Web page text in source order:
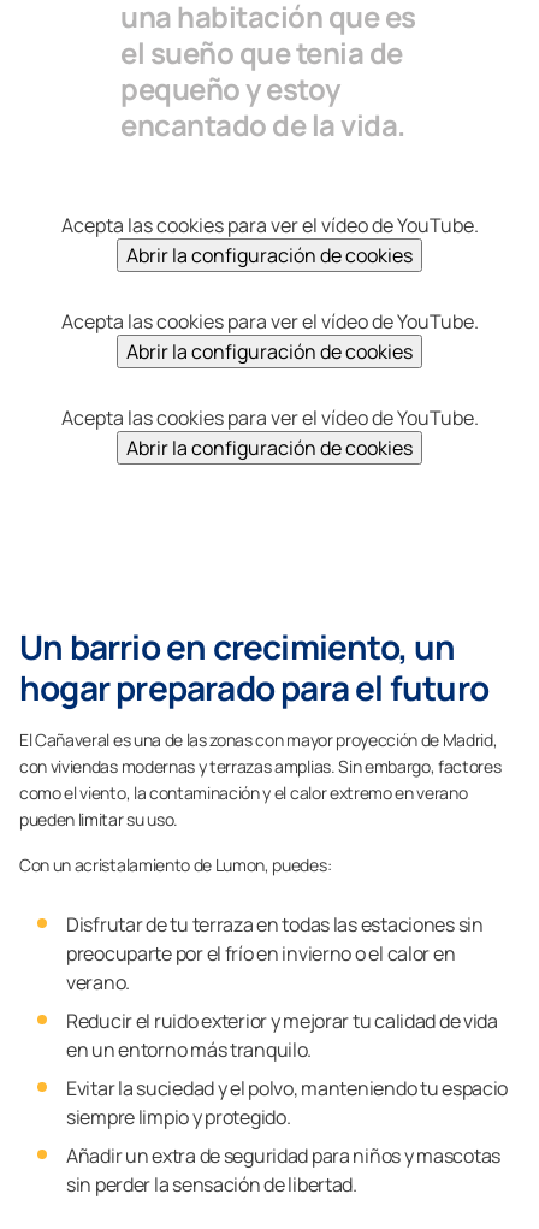
una habitación que es
el sueño que tenia de
pequeño y estoy
encantado de la vida.
Acepta las cookies para ver el vídeo de YouTube.
Abrir la configuración de cookies
Acepta las cookies para ver el vídeo de YouTube.
Abrir la configuración de cookies
Acepta las cookies para ver el vídeo de YouTube.
Abrir la configuración de cookies
Un barrio en crecimiento, un
hogar preparado para el futuro
El Cañaveral es una de las zonas con mayor proyección de Madrid,
con viviendas modernas y terrazas amplias. Sin embargo, factores
como el viento, la contaminación y el calor extremo en verano
pueden limitar su uso.
Con un acristalamiento de Lumon, puedes:
Disfrutar de tu terraza en todas las estaciones sin
preocuparte por el frío en invierno o el calor en
verano.
Reducir el ruido exterior y mejorar tu calidad de vida
en un entorno más tranquilo.
Evitar la suciedad y el polvo, manteniendo tu espacio
siempre limpio y protegido.
Añadir un extra de seguridad para niños y mascotas
sin perder la sensación de libertad.